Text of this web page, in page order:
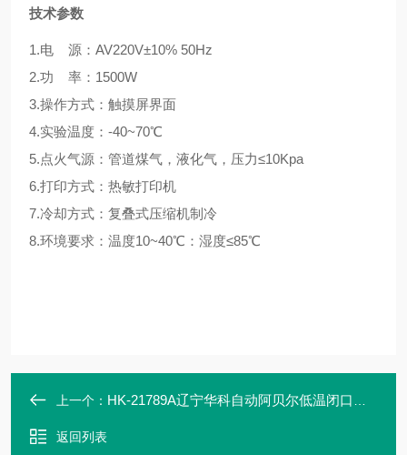
技术参数
1.电 源：AV220V±10% 50Hz
2.功 率：1500W
3.操作方式：触摸屏界面
4.实验温度：-40~70℃
5.点火气源：管道煤气，液化气，压力≤10Kpa
6.打印方式：热敏打印机
7.冷却方式：复叠式压缩机制冷
8.环境要求：温度10~40℃：湿度≤85℃
上一个： HK-21789A辽宁华科自动阿贝尔低温闭口闪点测定仪
返回列表